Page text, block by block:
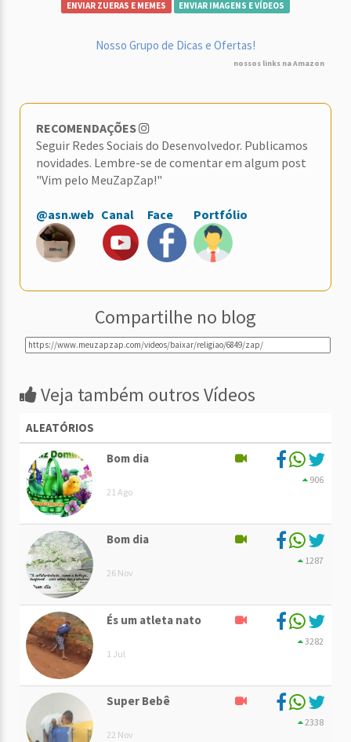
ENVIAR ZUERAS E MEMES ENVIAR IMAGENS E VÍDEOS
Nosso Grupo de Dicas e Ofertas!
nossos links na Amazon
RECOMENDAÇÕES
Seguir Redes Sociais do Desenvolvedor. Publicamos
novidades. Lembre-se de comentar em algum post
"Vim pelo MeuZapZap!"
@asn.web Canal Face Portfólio
Compartilhe no blog
Veja também outros Vídeos
ALEATÓRIOS
Bom dia
21 Ago
906
Bom dia
26 Nov
1287
És um atleta nato
1 Jul
3282
Super Bebê
22 Nov
2338